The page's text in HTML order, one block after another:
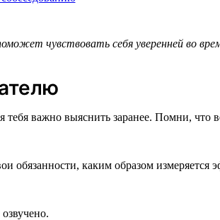
чувствовать себя уверенней во
важно выяснить заранее. Помни, что
обязанности, каким образом измеряется